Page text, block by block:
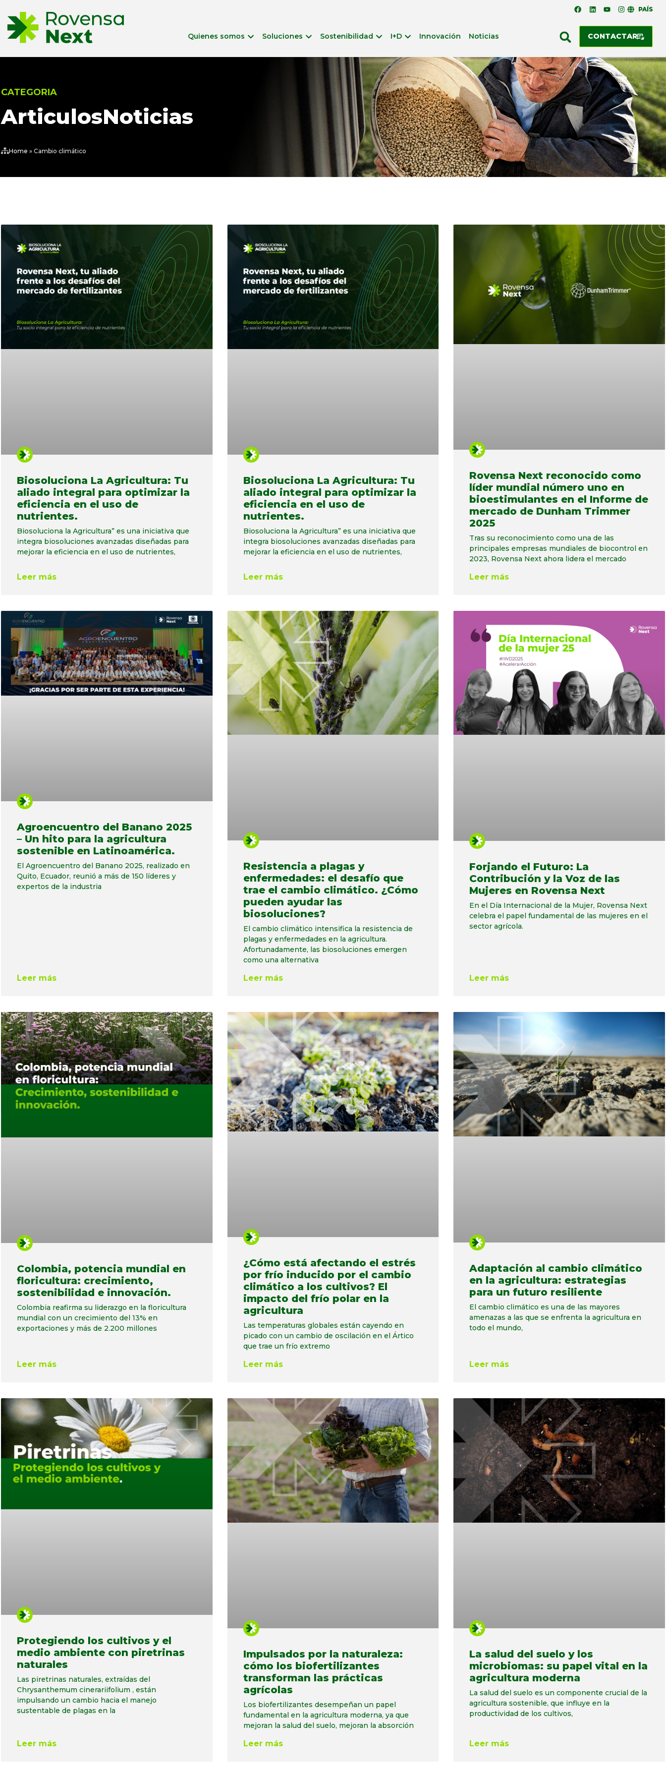
PAÍS
Quienes somos Soluciones Sostenibilidad I+D Innovación Noticias CONTACTAR
CATEGORIA
ArticulosNoticias
Home » Cambio climático
Biosoluciona La Agricultura: Tu
aliado integral para optimizar la
eficiencia en el uso de
nutrientes.
Biosoluciona la Agricultura” es una iniciativa que
integra biosoluciones avanzadas diseñadas para
mejorar la eficiencia en el uso de nutrientes,
Leer más
Biosoluciona La Agricultura: Tu
aliado integral para optimizar la
eficiencia en el uso de
nutrientes.
Biosoluciona la Agricultura” es una iniciativa que
integra biosoluciones avanzadas diseñadas para
mejorar la eficiencia en el uso de nutrientes,
Leer más
Rovensa Next reconocido como
líder mundial número uno en
bioestimulantes en el Informe de
mercado de Dunham Trimmer
2025
Tras su reconocimiento como una de las
principales empresas mundiales de biocontrol en
2023, Rovensa Next ahora lidera el mercado
Leer más
Agroencuentro del Banano 2025
– Un hito para la agricultura
sostenible en Latinoamérica.
El Agroencuentro del Banano 2025, realizado en
Quito, Ecuador, reunió a más de 150 líderes y
expertos de la industria
Leer más
Resistencia a plagas y
enfermedades: el desafío que
trae el cambio climático. ¿Cómo
pueden ayudar las
biosoluciones?
El cambio climático intensifica la resistencia de
plagas y enfermedades en la agricultura.
Afortunadamente, las biosoluciones emergen
como una alternativa
Leer más
Forjando el Futuro: La
Contribución y la Voz de las
Mujeres en Rovensa Next
En el Día Internacional de la Mujer, Rovensa Next
celebra el papel fundamental de las mujeres en el
sector agrícola.
Leer más
Colombia, potencia mundial en
floricultura: crecimiento,
sostenibilidad e innovación.
Colombia reafirma su liderazgo en la floricultura
mundial con un crecimiento del 13% en
exportaciones y más de 2.200 millones
Leer más
¿Cómo está afectando el estrés
por frío inducido por el cambio
climático a los cultivos? El
impacto del frío polar en la
agricultura
Las temperaturas globales están cayendo en
picado con un cambio de oscilación en el Ártico
que trae un frío extremo
Leer más
Adaptación al cambio climático
en la agricultura: estrategias
para un futuro resiliente
El cambio climático es una de las mayores
amenazas a las que se enfrenta la agricultura en
todo el mundo,
Leer más
Protegiendo los cultivos y el
medio ambiente con piretrinas
naturales
Las piretrinas naturales, extraídas del
Chrysanthemum cinerariifolium , están
impulsando un cambio hacia el manejo
sustentable de plagas en la
Leer más
Impulsados ​​por la naturaleza:
cómo los biofertilizantes
transforman las prácticas
agrícolas
Los biofertilizantes desempeñan un papel
fundamental en la agricultura moderna, ya que
mejoran la salud del suelo, mejoran la absorción
Leer más
La salud del suelo y los
microbiomas: su papel vital en la
agricultura moderna
La salud del suelo es un componente crucial de la
agricultura sostenible, que influye en la
productividad de los cultivos,
Leer más